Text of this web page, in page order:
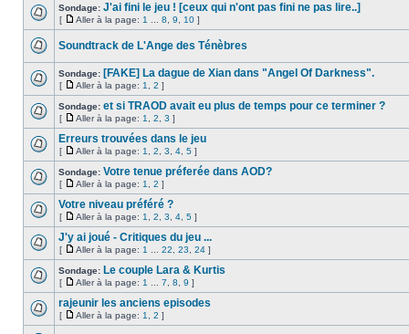
Sondage: J'ai fini le jeu ! [ceux qui n'ont pas fini ne pas lire..]
[ Aller à la page: 1 8 9 10 ]
Soundtrack de L'Ange des Ténèbres
Sondage: [FAKE] La dague de Xian dans "Angel Of Darkness".
[ Aller à la page: 1 2 ]
Sondage: et si TRAOD avait eu plus de temps pour ce terminer ?
[ Aller à la page: 1 2 3 ]
Erreurs trouvées dans le jeu
[ Aller à la page: 1 2 3 4 5 ]
Sondage: Votre tenue préferée dans AOD?
[ Aller à la page: 1 2 ]
Votre niveau préféré ?
[ Aller à la page: 1 2 3 4 5 ]
J'y ai joué - Critiques du jeu ...
[ Aller à la page: 1 22 23 24 ]
Sondage: Le couple Lara & Kurtis
[ Aller à la page: 1 7 8 9 ]
rajeunir les anciens episodes
[ Aller à la page: 1 2 ]